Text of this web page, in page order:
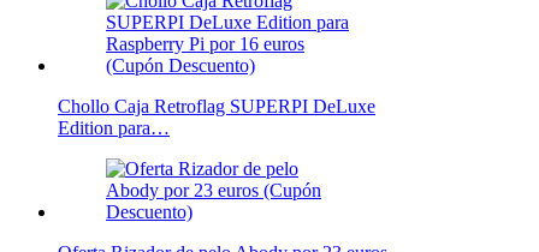
Chollo Caja Retroflag SUPERPI DeLuxe
Edition para…